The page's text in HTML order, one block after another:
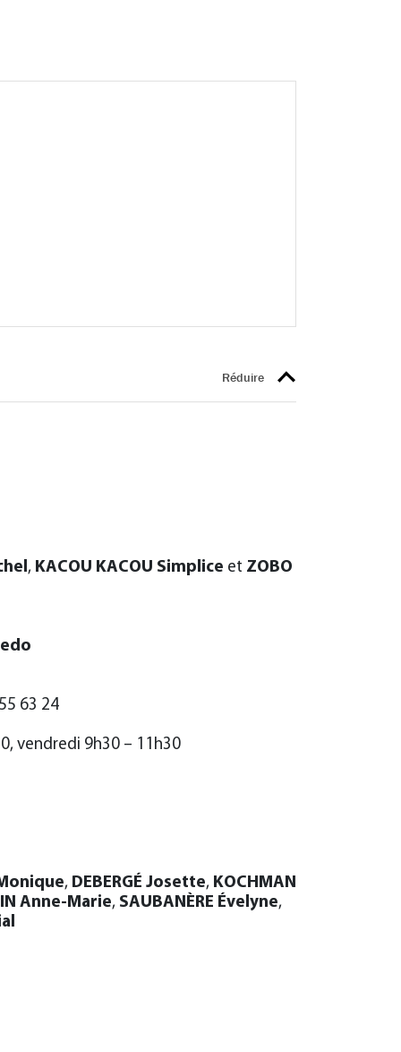
, KACOU KACOU Simplice et ZOBO
63 24
vendredi 9h30 – 11h30
, DEBERGÉ Josette, KOCHMAN
Anne-Marie, SAUBANÈRE Évelyne,